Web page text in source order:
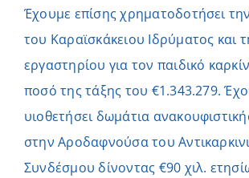
Έχουμε επίσης χρηματοδοτήσει
του Καραϊσκάκειου Ιδρύματος και
εργαστηρίου για τον παιδικό
ποσό της τάξης του €1.343.279.
υιοθετήσει δωμάτια
στην Αροδαφνούσα του
Συνδέσμου δίνοντας €90 χιλ.